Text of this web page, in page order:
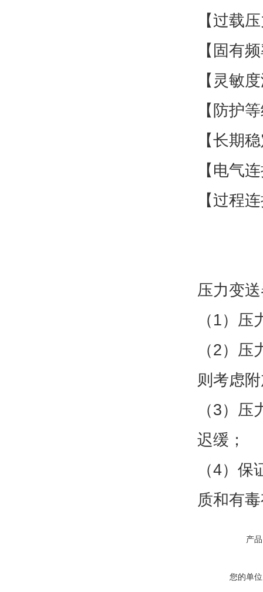
【过载
【固有
【灵敏
【防护
【长期
【电气
【过程
压力变
（1）
（2）
则考虑
（3）
迟缓；
（4）
质和有
产
您的单